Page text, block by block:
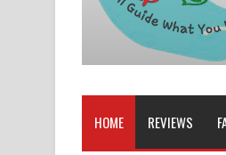
Lassana
Gemak Deela
HOME REVIEWS